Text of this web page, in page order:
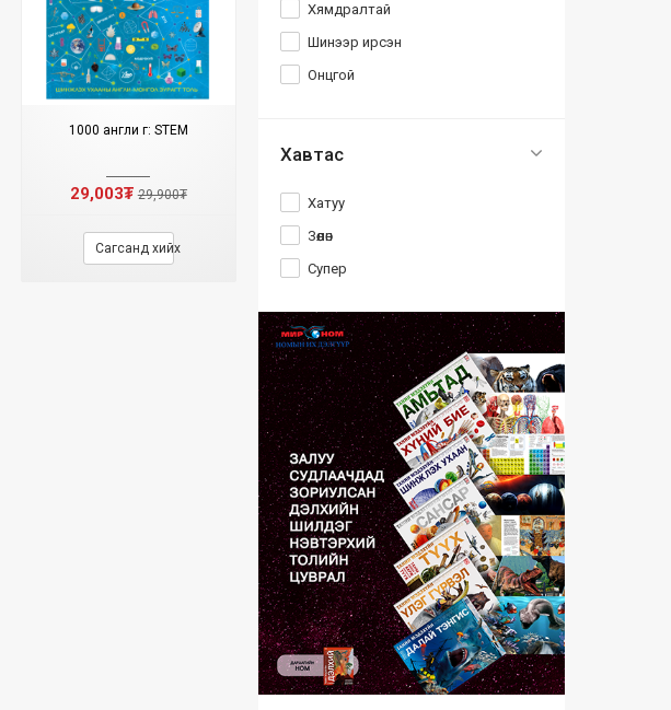
1000 англи үг: STEM
29,003₮29,900₮
Сагсанд хийх
Хямдралтай
Шинээр ирсэн
Онцгой
Хавтас
Хатуу
Зөөлөн
Супер